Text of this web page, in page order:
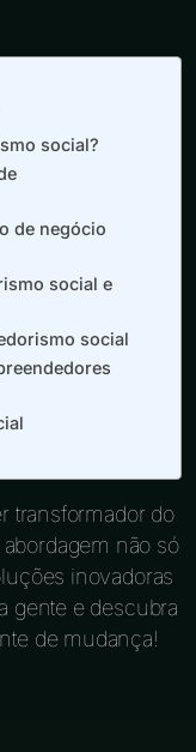
social?
de negócio
social e
social
transformador do
abordagem não só
inovadoras
gente e descubra
de mudança!